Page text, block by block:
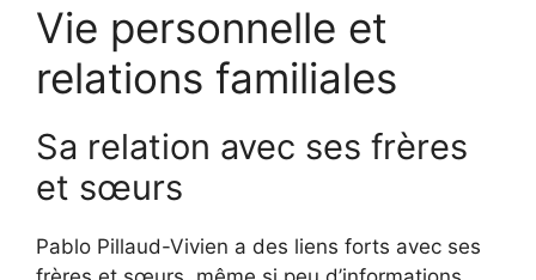
Vie personnelle et
relations familiales
Sa relation avec ses frères
et sœurs
Pablo Pillaud-Vivien a des liens forts avec ses